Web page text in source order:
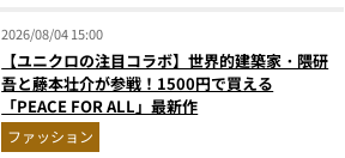
2026/08/04 15:00
【ユニクロの注目コラボ】世界的建築家・隈研
吾と藤本壮介が参戦！1500円で買える
「PEACE FOR ALL」最新作
ファッション